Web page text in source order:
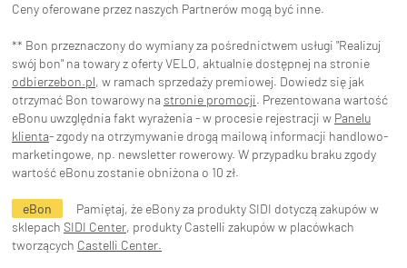
Ceny oferowane przez naszych Partnerów mogą być inne.
** Bon przeznaczony do wymiany za pośrednictwem usługi "Realizuj
swój bon" na towary z oferty VELO, aktualnie dostępnej na stronie
odbierzebon.pl, w ramach sprzedaży premiowej. Dowiedz się jak
otrzymać Bon towarowy na stronie promocji. Prezentowana wartość
eBonu uwzględnia fakt wyrażenia - w procesie rejestracji w Panelu
klienta- zgody na otrzymywanie drogą mailową informacji handlowo-
marketingowe, np. newsletter rowerowy. W przypadku braku zgody
wartość eBonu zostanie obniżona o 10 zł.
eBon
Pamiętaj, że eBony za produkty SIDI dotyczą zakupów w
sklepach SIDI Center, produkty Castelli zakupów w placówkach
tworzących Castelli Center.